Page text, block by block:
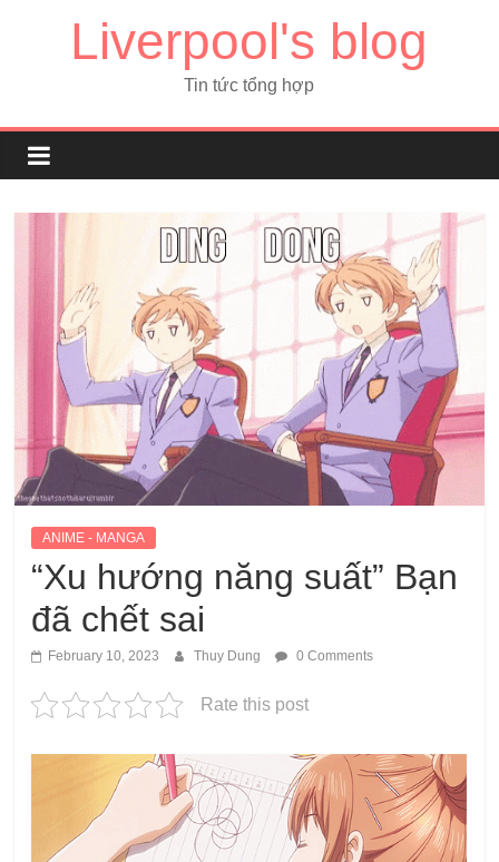
Liverpool's blog
Tin tức tổng hợp
ANIME - MANGA
“Xu hướng năng suất” Bạn
đã chết sai
February 10, 2023 Thuy Dung 0 Comments
Rate this post